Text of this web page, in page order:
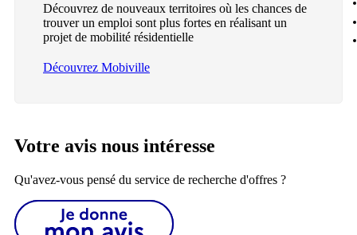
Découvrez de nouveaux territoires où les chances de
trouver un emploi sont plus fortes en réalisant un
projet de mobilité résidentielle
Découvrez Mobiville
Votre avis nous intéresse
Qu'avez-vous pensé du service de recherche d'offres ?